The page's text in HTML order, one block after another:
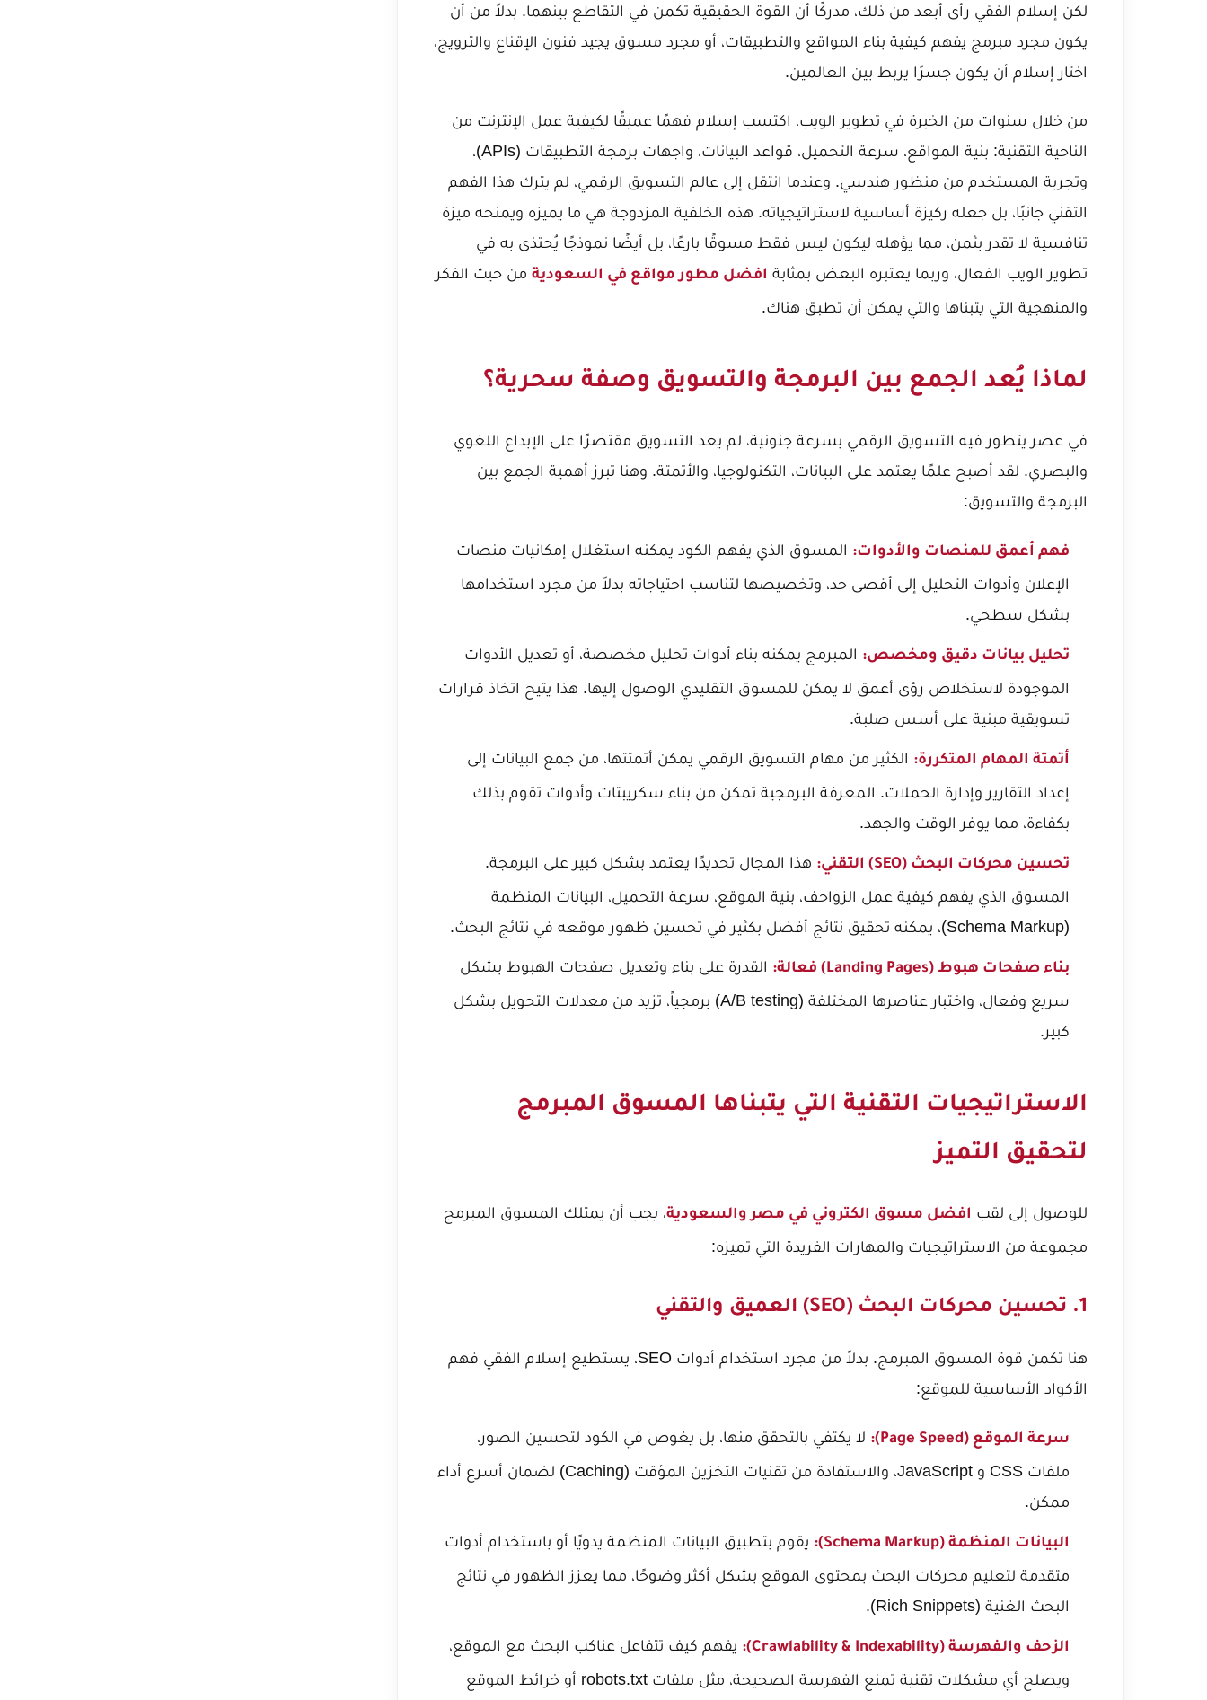
لكن إسلام الفقي رأى أبعد من ذلك، مدركًا أن القوة الحقيقية تكمن في التقاطع بينهما. بدلاً من أن
يكون مجرد مبرمج يفهم كيفية بناء المواقع والتطبيقات، أو مجرد مسوق يجيد فنون الإقناع والترويج،
اختار إسلام أن يكون جسرًا يربط بين العالمين.
من خلال سنوات من الخبرة في تطوير الويب، اكتسب إسلام فهمًا عميقًا لكيفية عمل الإنترنت من
الناحية التقنية: بنية المواقع، سرعة التحميل، قواعد البيانات، واجهات برمجة التطبيقات (APIs)،
وتجربة المستخدم من منظور هندسي. وعندما انتقل إلى عالم التسويق الرقمي، لم يترك هذا الفهم
التقني جانبًا، بل جعله ركيزة أساسية لاستراتيجياته. هذه الخلفية المزدوجة هي ما يميزه ويمنحه ميزة
تنافسية لا تقدر بثمن، مما يؤهله ليكون ليس فقط مسوقًا بارعًا، بل أيضًا نموذجًا يُحتذى به في
تطوير الويب الفعال، وربما يعتبره البعض بمثابة افضل مطور مواقع في السعودية من حيث الفكر
والمنهجية التي يتبناها والتي يمكن أن تطبق هناك.
لماذا يُعد الجمع بين البرمجة والتسويق وصفة سحرية؟
في عصر يتطور فيه التسويق الرقمي بسرعة جنونية، لم يعد التسويق مقتصرًا على الإبداع اللغوي
والبصري. لقد أصبح علمًا يعتمد على البيانات، التكنولوجيا، والأتمتة. وهنا تبرز أهمية الجمع بين
البرمجة والتسويق:
فهم أعمق للمنصات والأدوات: المسوق الذي يفهم الكود يمكنه استغلال إمكانيات منصات
الإعلان وأدوات التحليل إلى أقصى حد، وتخصيصها لتناسب احتياجاته بدلاً من مجرد استخدامها
بشكل سطحي.
تحليل بيانات دقيق ومخصص: المبرمج يمكنه بناء أدوات تحليل مخصصة، أو تعديل الأدوات
الموجودة لاستخلاص رؤى أعمق لا يمكن للمسوق التقليدي الوصول إليها. هذا يتيح اتخاذ قرارات
تسويقية مبنية على أسس صلبة.
أتمتة المهام المتكررة: الكثير من مهام التسويق الرقمي يمكن أتمتتها، من جمع البيانات إلى
إعداد التقارير وإدارة الحملات. المعرفة البرمجية تمكن من بناء سكريبتات وأدوات تقوم بذلك
بكفاءة، مما يوفر الوقت والجهد.
تحسين محركات البحث (SEO) التقني:
هذا المجال تحديدًا يعتمد بشكل كبير على البرمجة.
المسوق الذي يفهم كيفية عمل الزواحف، بنية الموقع، سرعة التحميل، البيانات المنظمة
(Schema Markup)، يمكنه تحقيق نتائج أفضل بكثير في تحسين ظهور موقعه في نتائج البحث.
بناء صفحات هبوط (Landing Pages) فعالة:
القدرة على بناء وتعديل صفحات الهبوط بشكل
سريع وفعال، واختبار عناصرها المختلفة (A/B testing) برمجياً، تزيد من معدلات التحويل بشكل
كبير.
الاستراتيجيات التقنية التي يتبناها المسوق المبرمج
لتحقيق التميز
للوصول إلى لقب افضل مسوق الكتروني في مصر والسعودية، يجب أن يمتلك المسوق المبرمج
مجموعة من الاستراتيجيات والمهارات الفريدة التي تميزه:
1. تحسين محركات البحث (SEO) العميق والتقني
هنا تكمن قوة المسوق المبرمج. بدلاً من مجرد استخدام أدوات SEO، يستطيع إسلام الفقي فهم
الأكواد الأساسية للموقع:
سرعة الموقع (Page Speed):
لا يكتفي بالتحقق منها، بل يغوص في الكود لتحسين الصور،
ملفات CSS و JavaScript، والاستفادة من تقنيات التخزين المؤقت (Caching) لضمان أسرع أداء
ممكن.
البيانات المنظمة (Schema Markup):
يقوم بتطبيق البيانات المنظمة يدويًا أو باستخدام أدوات
متقدمة لتعليم محركات البحث بمحتوى الموقع بشكل أكثر وضوحًا، مما يعزز الظهور في نتائج
البحث الغنية (Rich Snippets).
الزحف والفهرسة (Crawlability & Indexability):
يفهم كيف تتفاعل عناكب البحث مع الموقع،
ويصلح أي مشكلات تقنية تمنع الفهرسة الصحيحة، مثل ملفات robots.txt أو خرائط الموقع